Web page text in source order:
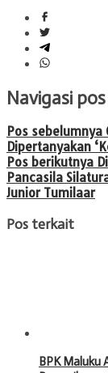
Navigasi pos
Pos sebelumnya
Dipertanyakan
Pos berikutnya
Pancasila
Junior Tumilaar
Pos terkait
BPK Maluku